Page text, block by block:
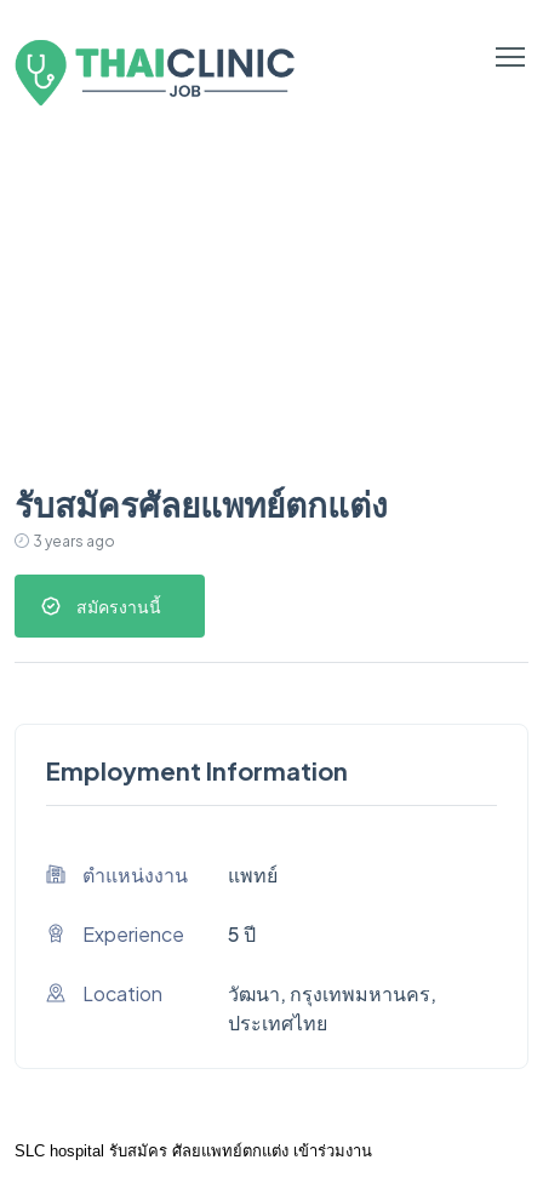
รับสมัครศัลยแพทย์ตกแต่ง
3 years ago
สมัครงานนี้
Employment Information
ตำแหน่งงาน แพทย์
Experience 5 ปี
Location
วัฒนา, กรุงเทพมหานคร,
ประเทศไทย
SLC hospital รับสมัคร ศัลยแพทย์ตกแต่ง เข้าร่วมงาน